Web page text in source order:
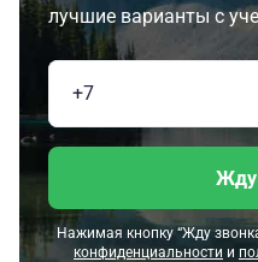
лучшие варианты с
Жду
Нажимая кнопку “Жду
конфиденциальности и